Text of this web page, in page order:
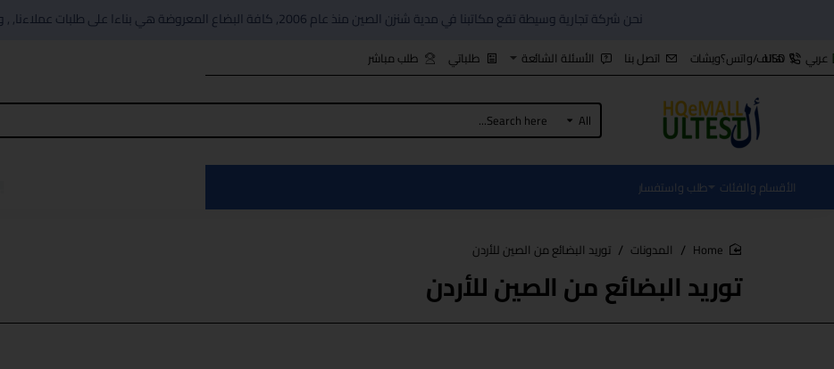
نحن شركة تجارية وسيطة تقع مكاتبنا في مدية شنزن الصين منذ عام 2006, كافة البضاع المعروضة هي بناءا على طلبات عملاءنا, , وليست من انتاجنا او من مخزوناتنا
هاتف/واتس؟ويشات اتصل بنا الأسئلة الشائعة طلباتي طلب مباشر عربي $
USD
All
Search
here...
الأقسام والفئات طلب واستفسار
توريد البضائع من الصين للأردن
المدونات توريد البضائع من الصين للأردن